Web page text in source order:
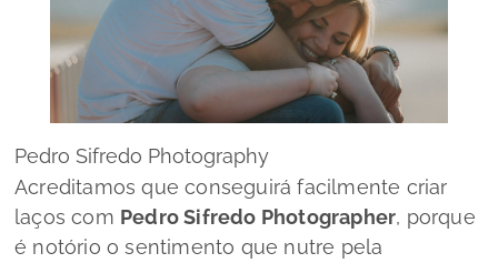
Pedro Sifredo Photography
Acreditamos que conseguirá facilmente criar
laços com Pedro Sifredo Photographer, porque
é notório o sentimento que nutre pela